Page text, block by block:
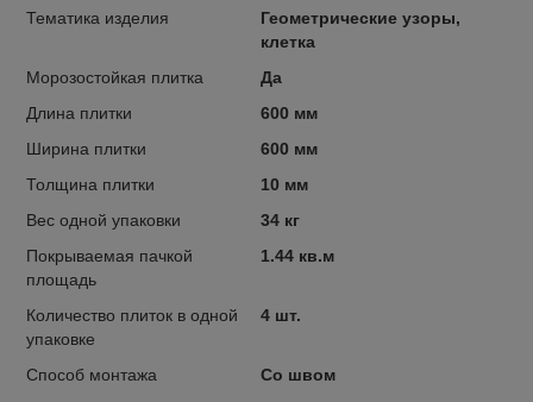
Тематика изделия
Геометрические узоры,
клетка
Морозостойкая плитка
Да
Длина плитки
600 мм
Ширина плитки
600 мм
Толщина плитки
10 мм
Вес одной упаковки
34 кг
Покрываемая пачкой
площадь
1.44 кв.м
Количество плиток в одной
упаковке
4 шт.
Способ монтажа Со швом